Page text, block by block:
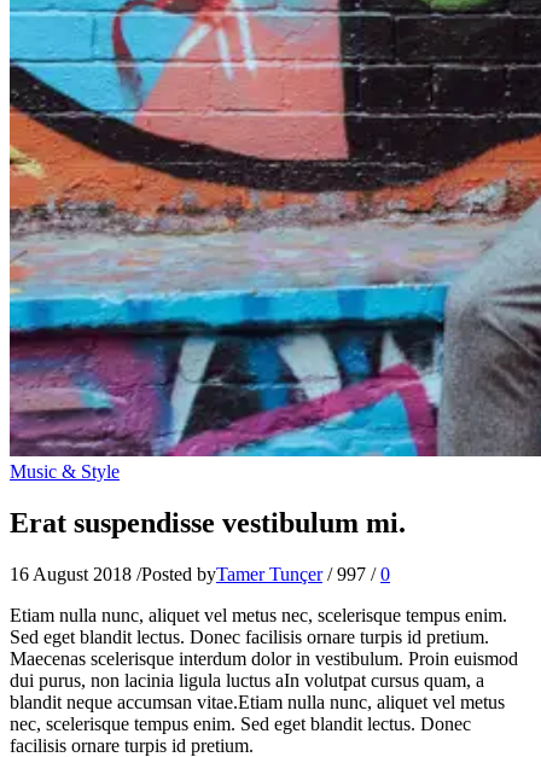
Music & Style
Erat suspendisse vestibulum mi.
16 August 2018 /Posted byTamer Tunçer / 997 / 0
Etiam nulla nunc, aliquet vel metus nec, scelerisque tempus enim.
Sed eget blandit lectus. Donec facilisis ornare turpis id pretium.
Maecenas scelerisque interdum dolor in vestibulum. Proin euismod
dui purus, non lacinia ligula luctus aIn volutpat cursus quam, a
blandit neque accumsan vitae.Etiam nulla nunc, aliquet vel metus
nec, scelerisque tempus enim. Sed eget blandit lectus. Donec
facilisis ornare turpis id pretium.